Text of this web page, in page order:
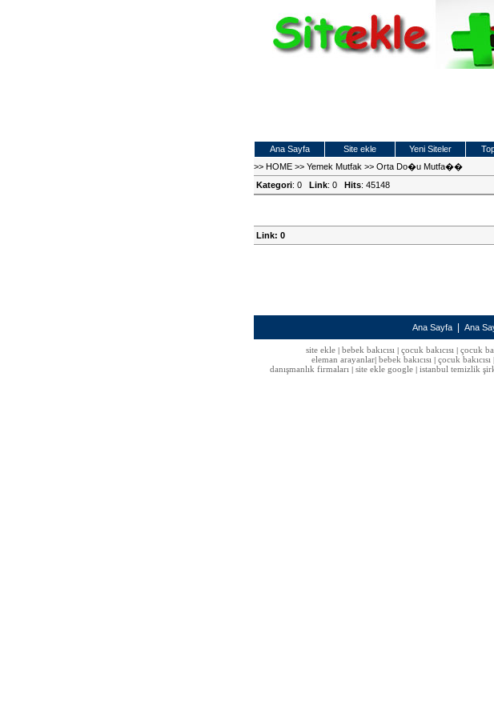
Ana Sayfa Site ekle Yeni Siteler
>> HOME >> Yemek Mutfak >> Orta Do�u Mutfa��
Kategori: 0 Link: 0 Hits: 45148
Link: 0
Ana Sayfa Ana
site ekle| bebek bakıcısı| çocuk bakıcısı| çocuk
eleman arayanlar bebek bakıcısı çocuk bakıcısı
danışmanlık firmaları site ekle google istanbul temizlik